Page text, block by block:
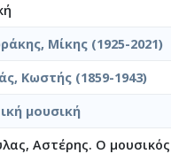
Μίκης (1925-2021)
Κωστής (1859-1943)
μουσική
Αστέρης. Ο